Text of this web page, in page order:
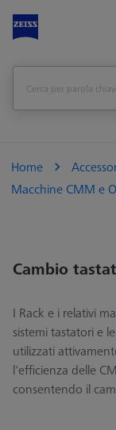
Home
Macchine CMM e
Cambio
I Rack e i relativi
sistemi tastatori e
utilizzati
l'efficienza delle
consentendo il